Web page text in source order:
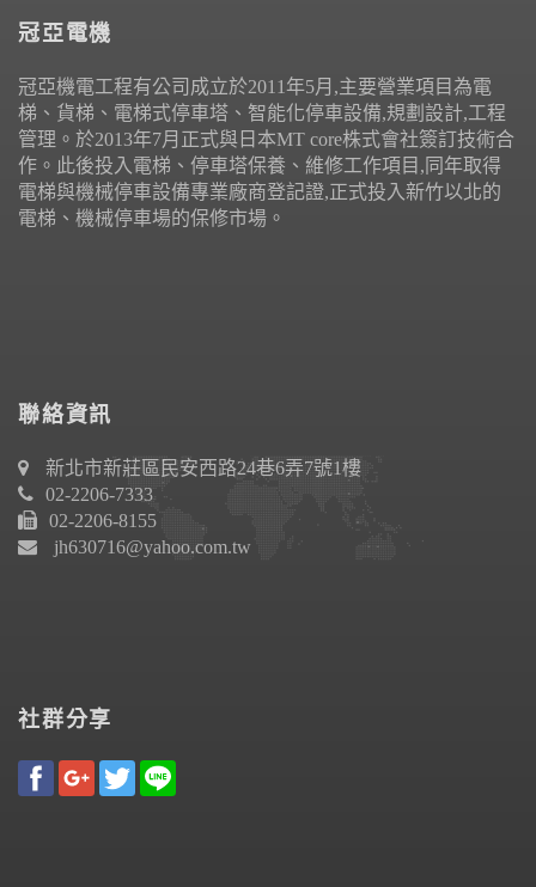
冠亞電機
冠亞機電工程有公司成立於2011年5月,主要營業項目為電
梯、貨梯、電梯式停車塔、智能化停車設備,規劃設計,工程
管理。於2013年7月正式與日本MT core株式會社簽訂技術合
作。此後投入電梯、停車塔保養、維修工作項目,同年取得
電梯與機械停車設備專業廠商登記證,正式投入新竹以北的
電梯、機械停車場的保修市場。
聯絡資訊
新北市新莊區民安西路24巷6弄7號1樓
02-2206-7333
02-2206-8155
jh630716@yahoo.com.tw
社群分享